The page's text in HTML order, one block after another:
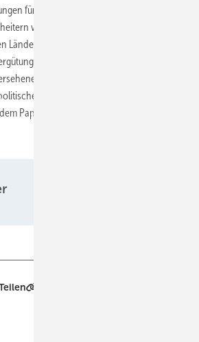
für Offshore-Windkraft nicht
wie vorangegangene jüngere Tender
Ländern hindeuteten. Frankreich biete 20-
an Inflation und
Differenzverträge, stabile
Ansprüche an den Offshore-
Papier sah AO7 solide aus.“